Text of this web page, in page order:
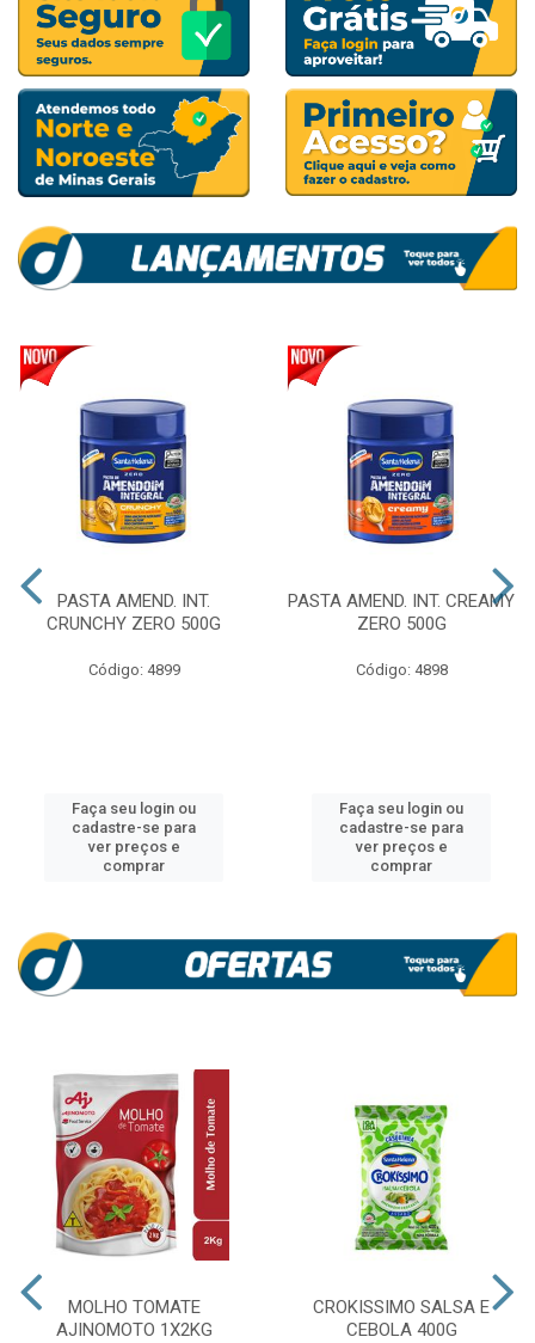
PASTA AMEND. INT.
CRUNCHY ZERO 500G
Código: 4899
Faça seu login ou
cadastre-se para
ver preços e
comprar
PASTA AMEND. INT. CREAMY
ZERO 500G
Código: 4898
Faça seu login ou
cadastre-se para
ver preços e
comprar
MOLHO TOMATE
AJINOMOTO 1X2KG
CROKISSIMO SALSA E
CEBOLA 400G